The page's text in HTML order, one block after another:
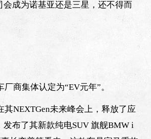
会成为诺基亚还是三星，还不得而
商集体认定为“EV元年”。
其NEXTGen未来峰会上，释放了应
发布了其新款纯电SUV 旗舰BMW i